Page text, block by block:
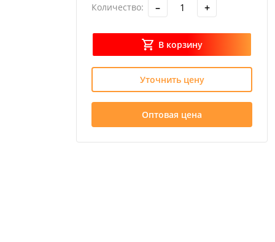
Количество: – +
В корзину
Уточнить цену
Оптовая цена